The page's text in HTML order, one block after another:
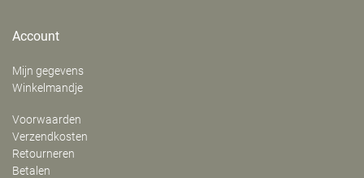
Account
Mijn gegevens
Winkelmandje
Voorwaarden
Verzendkosten
Retourneren
Betalen